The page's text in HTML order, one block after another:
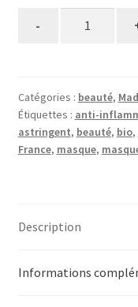
Catégories : beauté,
Étiquettes : anti-
astringent, beauté, bio,
France, masque,
Description
Informations